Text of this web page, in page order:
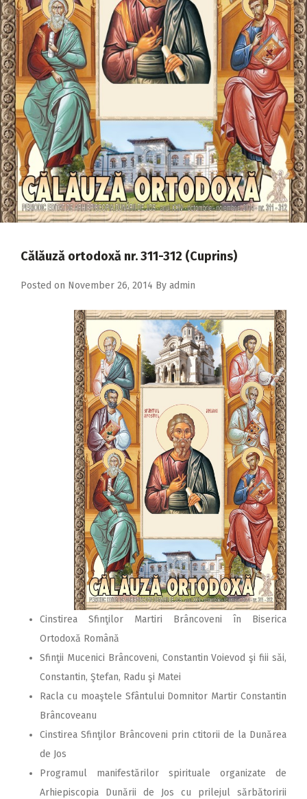
2018
2017
2016
2015
2014
2013
2012
2011
2010
Călăuză ortodoxă nr. 311-312 (Cuprins)
Posted on November 26, 2014 By admin
Cinstirea Sfinţilor Martiri Brâncoveni în Biserica
Ortodoxă Română
Sfinţii Mucenici Brâncoveni, Constantin Voievod şi fiii săi,
Constantin, Ştefan, Radu şi Matei
Racla cu moaştele Sfântului Domnitor Martir Constantin
Brâncoveanu
Cinstirea Sfinţilor Brâncoveni prin ctitorii de la Dunărea
de Jos
Programul manifestărilor spirituale organizate de
Arhiepiscopia Dunării de Jos cu prilejul sărbătoririi